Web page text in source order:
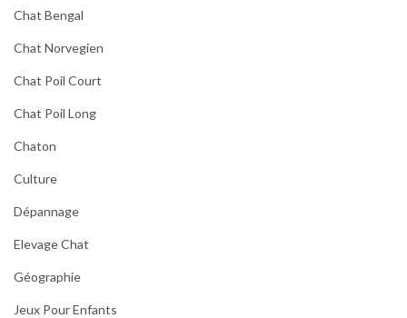
Chat Bengal
Chat Norvegien
Chat Poil Court
Chat Poil Long
Chaton
Culture
Dépannage
Elevage Chat
Géographie
Jeux Pour Enfants